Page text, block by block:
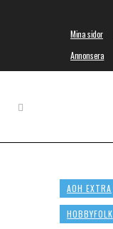
Mina sidor
Annonsera
AOH EXTRA
HOBBYFOLK